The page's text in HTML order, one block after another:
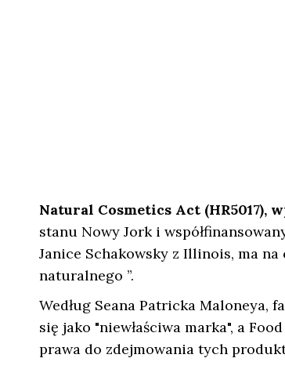
Natural Cosmetics Act (HR5017),
stanu Nowy Jork i
Janice Schakowsky z Illinois, ma
naturalnego ”.
Według Seana Patricka Maloneya,
się jako "niewłaściwa marka", a
prawa do zdejmowania tych